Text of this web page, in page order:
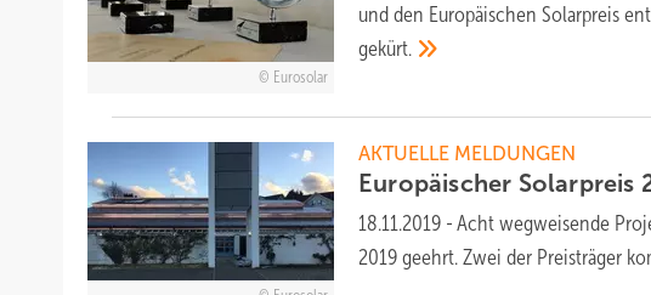
Eurosolar
und den Europäischen Solarpreis
gekürt.
AKTUELLE MELDUNGEN
Europäischer Solarpreis
18.11.2019 - Acht wegweisende
2019 geehrt. Zwei der Preisträger